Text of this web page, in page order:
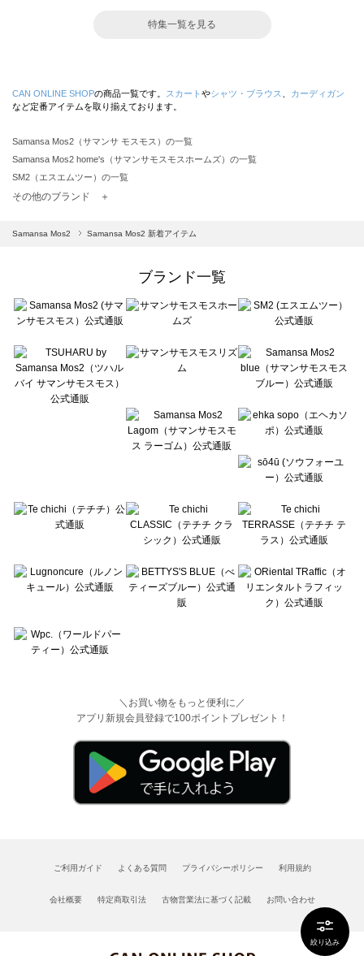
絞り込み
特集一覧を見る
CAN ONLINE SHOPの商品一覧です。 スカート やシャツ・ブラウス
カーディガン
など定番アイテムを取り揃えております。
Samansa Mos2（サマンサ モスモス）の一覧
Samansa Mos2 home's（サマンサモスモスホームズ）の一覧
SM2（エスエムツー）の一覧
TSUHARU by Samansa Mos2（ツハルバイサマンサモスモス）の一覧
Samansa Mos2 blue（サマンサモスモス ブルー）の一覧
Te chichi（テチチ）の一覧
Te chichi CLASSIC（テチチ クラシック）の一覧
Lugnoncure（ルノンキュール）の一覧
BETTY'S BLUE（べティーズブルー）の一覧
Wpc.（ワールドパーティー）の一覧
その他のブランド ＋
Samansa Mos2 Samansa Mos2 新着アイテム
ブランド一覧
＼お買い物をもっと便利に／
アプリ新規会員登録で100ポイントプレゼント！
ご利用ガイド よくある質問 プライバシーポリシー 利用規約
会社概要 特定商取引法 古物営業法に基づく記載 お問い合わせ